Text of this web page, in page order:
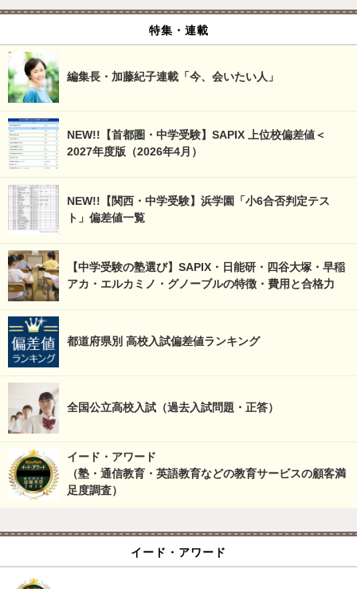
特集・連載
編集長・加藤紀子連載「今、会いたい人」
NEW!!【首都圏・中学受験】SAPIX 上位校偏差値＜
2027年度版（2026年4月）
NEW!!【関西・中学受験】浜学園「小6合否判定テス
ト」偏差値一覧
【中学受験の塾選び】SAPIX・日能研・四谷大塚・早稲
アカ・エルカミノ・グノーブルの特徴・費用と合格力
都道府県別 高校入試偏差値ランキング
全国公立高校入試（過去入試問題・正答）
イード・アワード
（塾・通信教育・英語教育などの教育サービスの顧客満
足度調査）
イード・アワード